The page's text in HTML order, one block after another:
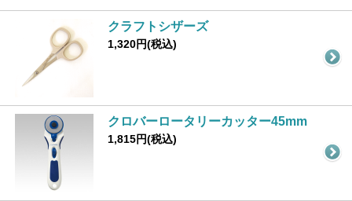
クラフトシザーズ
1,320円(税込)
クロバーロータリーカッター45mm
1,815円(税込)